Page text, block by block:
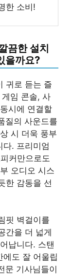
한 소비!
끔한 설치
을까요?
귀로 듣는 즐
임 콘솔, 사
시에 연결할
질의 사운드를
시 더욱 풍부
다. 프리미엄
커만으로도
오디오 시스
한 감동을 선
핏 벽걸이를
간을 더 넓게
납니다. 스탠
에도 잘 어울립
문 기사님들이